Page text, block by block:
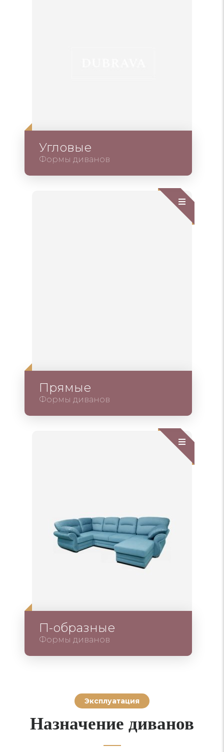
Угловые
Формы диванов
Прямые
Формы диванов
П-образные
Формы диванов
Эксплуатация
Назначение диванов